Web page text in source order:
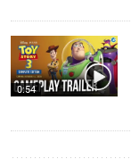
0:54